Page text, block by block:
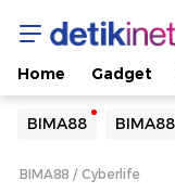
Home Gadget
BIMA88
Yang sedang
Loading...
BIMA88 Cyberlife